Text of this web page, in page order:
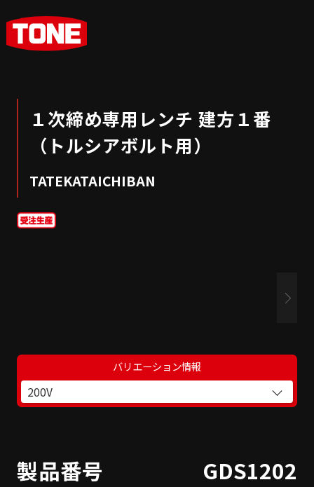
１次締め専用レンチ 建方１番
（トルシアボルト用）
TATEKATAICHIBAN
バリエーション情報
200V
製品番号 GDS1202